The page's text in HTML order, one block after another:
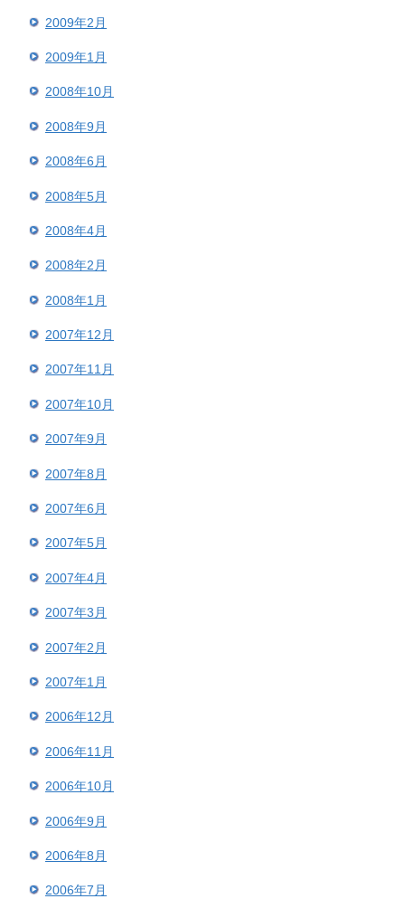
2009年2月
2009年1月
2008年10月
2008年9月
2008年6月
2008年5月
2008年4月
2008年2月
2008年1月
2007年12月
2007年11月
2007年10月
2007年9月
2007年8月
2007年6月
2007年5月
2007年4月
2007年3月
2007年2月
2007年1月
2006年12月
2006年11月
2006年10月
2006年9月
2006年8月
2006年7月